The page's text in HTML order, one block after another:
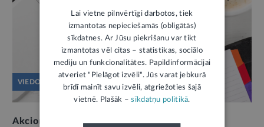
VIEDOKLIS
Akcionāru līdzdalība kapitāla tirgū: tiesības,
Lai vietne pilnvērtīgi darbotos, tiek
izmantotas nepieciešamās (obligātās)
sīkdatnes. Ar Jūsu piekrišanu var tikt
izmantotas vēl citas – statistikas, sociālo
mediju un funkcionalitātes. Papildinformācijai
atveriet "Pielāgot izvēli". Jūs varat jebkurā
brīdī mainīt savu izvēli, atgriežoties šajā
vietnē. Plašāk –sīkdatņu politikā.